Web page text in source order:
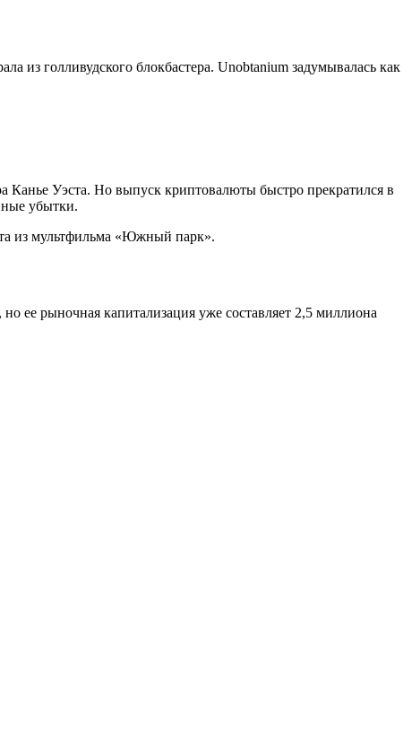
из голливудского блокбастера. Unobtanium задумывалась как
Канье Уэста. Но выпуск криптовалюты быстро прекратился в
убытки.
из мультфильма «Южный парк».
ее рыночная капитализация уже составляет 2,5 миллиона